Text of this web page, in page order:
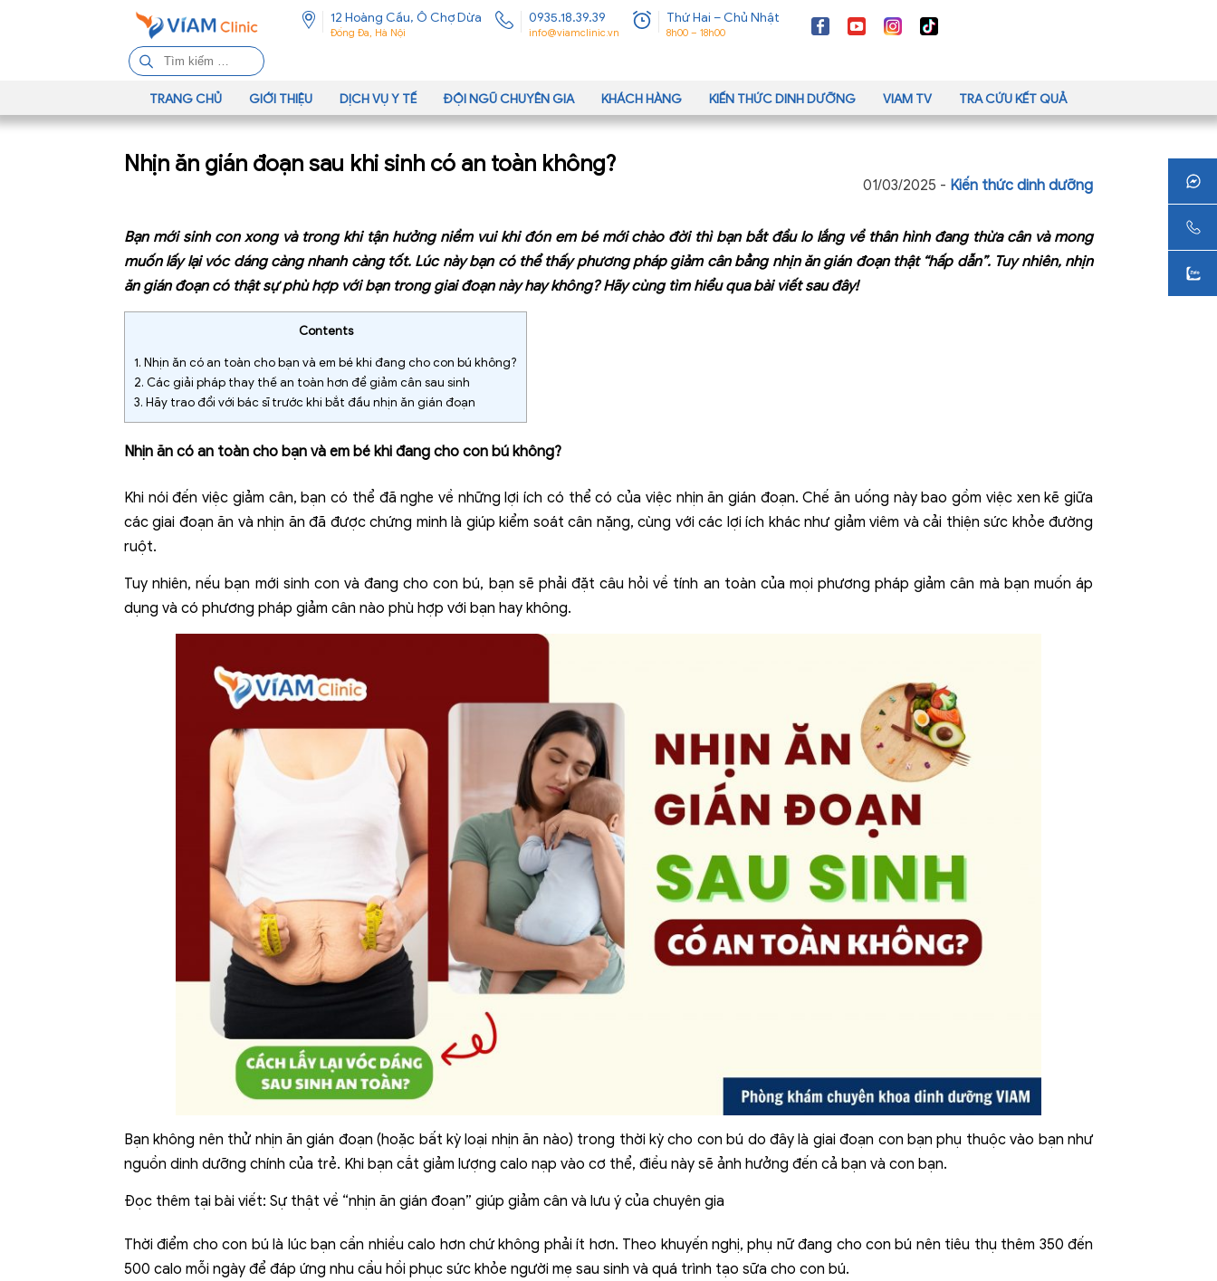
12 Hoàng Cầu, Ô Chợ Dừa
Đống Đa, Hà Nội
0935.18.39.39
info@viamclinic.vn
Thứ Hai – Chủ Nhật
8h00 – 18h00
ì
m
k
ế
o
:
TRANG CHỦ GIỚI THIỆU DỊCH VỤ Y TẾ ĐỘI NGŨ CHUYÊN GIA KHÁCH HÀNG KIẾN THỨC DINH DƯỠNG VIAM TV TRA CỨU KẾT QUẢ
Nhịn ăn gián đoạn sau khi sinh có an toàn không?
01/03/2025 - Kiến thức dinh dưỡng
Bạn mới sinh con xong và trong khi tận hưởng niềm vui khi đón em bé mới chào đời thì bạn bắt đầu lo lắng về thân hình đang thừa cân và mong
muốn lấy lại vóc dáng càng nhanh càng tốt. Lúc này bạn có thể thấy phương pháp giảm cân bẳng nhịn ăn gián đoạn thật “hấp dẫn”. Tuy nhiên, nhịn
ăn gián đoạn có thật sự phù hợp với bạn trong giai đoạn này hay không? Hãy cùng tìm hiểu qua bài viết sau đây!
Contents
1. Nhịn ăn có an toàn cho bạn và em bé khi đang cho con bú không?
2. Các giải pháp thay thế an toàn hơn để giảm cân sau sinh
3. Hãy trao đổi với bác sĩ trước khi bắt đầu nhịn ăn gián đoạn
Nhịn ăn có an toàn cho bạn và em bé khi đang cho con bú không?
Khi nói đến việc giảm cân, bạn có thể đã nghe về những lợi ích có thể có của việc nhịn ăn gián đoạn. Chế ăn uống này bao gồm việc xen kẽ giữa
các giai đoạn ăn và nhịn ăn đã được chứng minh là giúp kiểm soát cân nặng, cùng với các lợi ích khác như giảm viêm và cải thiện sức khỏe đường
ruột.
Tuy nhiên, nếu bạn mới sinh con và đang cho con bú, bạn sẽ phải đặt câu hỏi về tính an toàn của mọi phương pháp giảm cân mà bạn muốn áp
dụng và có phương pháp giảm cân nào phù hợp với bạn hay không.
Bạn không nên thử nhịn ăn gián đoạn (hoặc bất kỳ loại nhịn ăn nào) trong thời kỳ cho con bú do đây là giai đoạn con bạn phụ thuộc vào bạn như
nguồn dinh dưỡng chính của trẻ. Khi bạn cắt giảm lượng calo nạp vào cơ thể, điều này sẽ ảnh hưởng đến cả bạn và con bạn.
Đọc thêm tại bài viết: Sự thật về “nhịn ăn gián đoạn” giúp giảm cân và lưu ý của chuyên gia
Thời điểm cho con bú là lúc bạn cần nhiều calo hơn chứ không phải ít hơn. Theo khuyến nghị, phụ nữ đang cho con bú nên tiêu thụ thêm 350 đến
500 calo mỗi ngày để đáp ứng nhu cầu hồi phục sức khỏe người mẹ sau sinh và quá trình tạo sữa cho con bú.